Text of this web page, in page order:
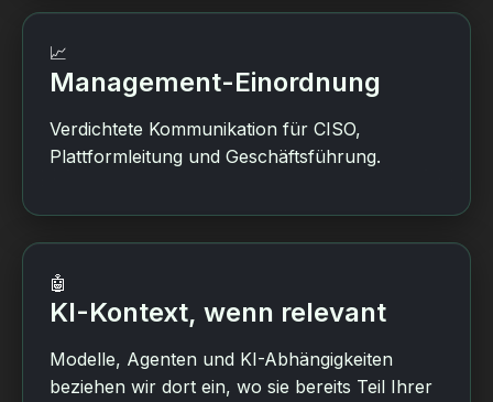
📈
Management-Einordnung
Verdichtete Kommunikation für CISO,
Plattformleitung und Geschäftsführung.
🤖
KI-Kontext, wenn relevant
Modelle, Agenten und KI-Abhängigkeiten
beziehen wir dort ein, wo sie bereits Teil Ihrer